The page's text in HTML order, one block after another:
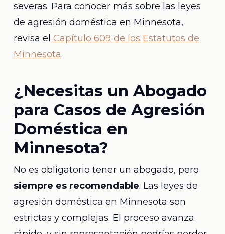
severas. Para conocer más sobre las leyes
de agresión doméstica en Minnesota,
revisa el Capítulo 609 de los Estatutos de
Minnesota.
¿Necesitas un Abogado
para Casos de Agresión
Doméstica en
Minnesota?
No es obligatorio tener un abogado, pero
siempre es recomendable. Las leyes de
agresión doméstica en Minnesota son
estrictas y complejas. El proceso avanza